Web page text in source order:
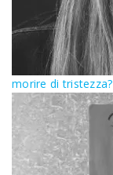
morire di tristezza?